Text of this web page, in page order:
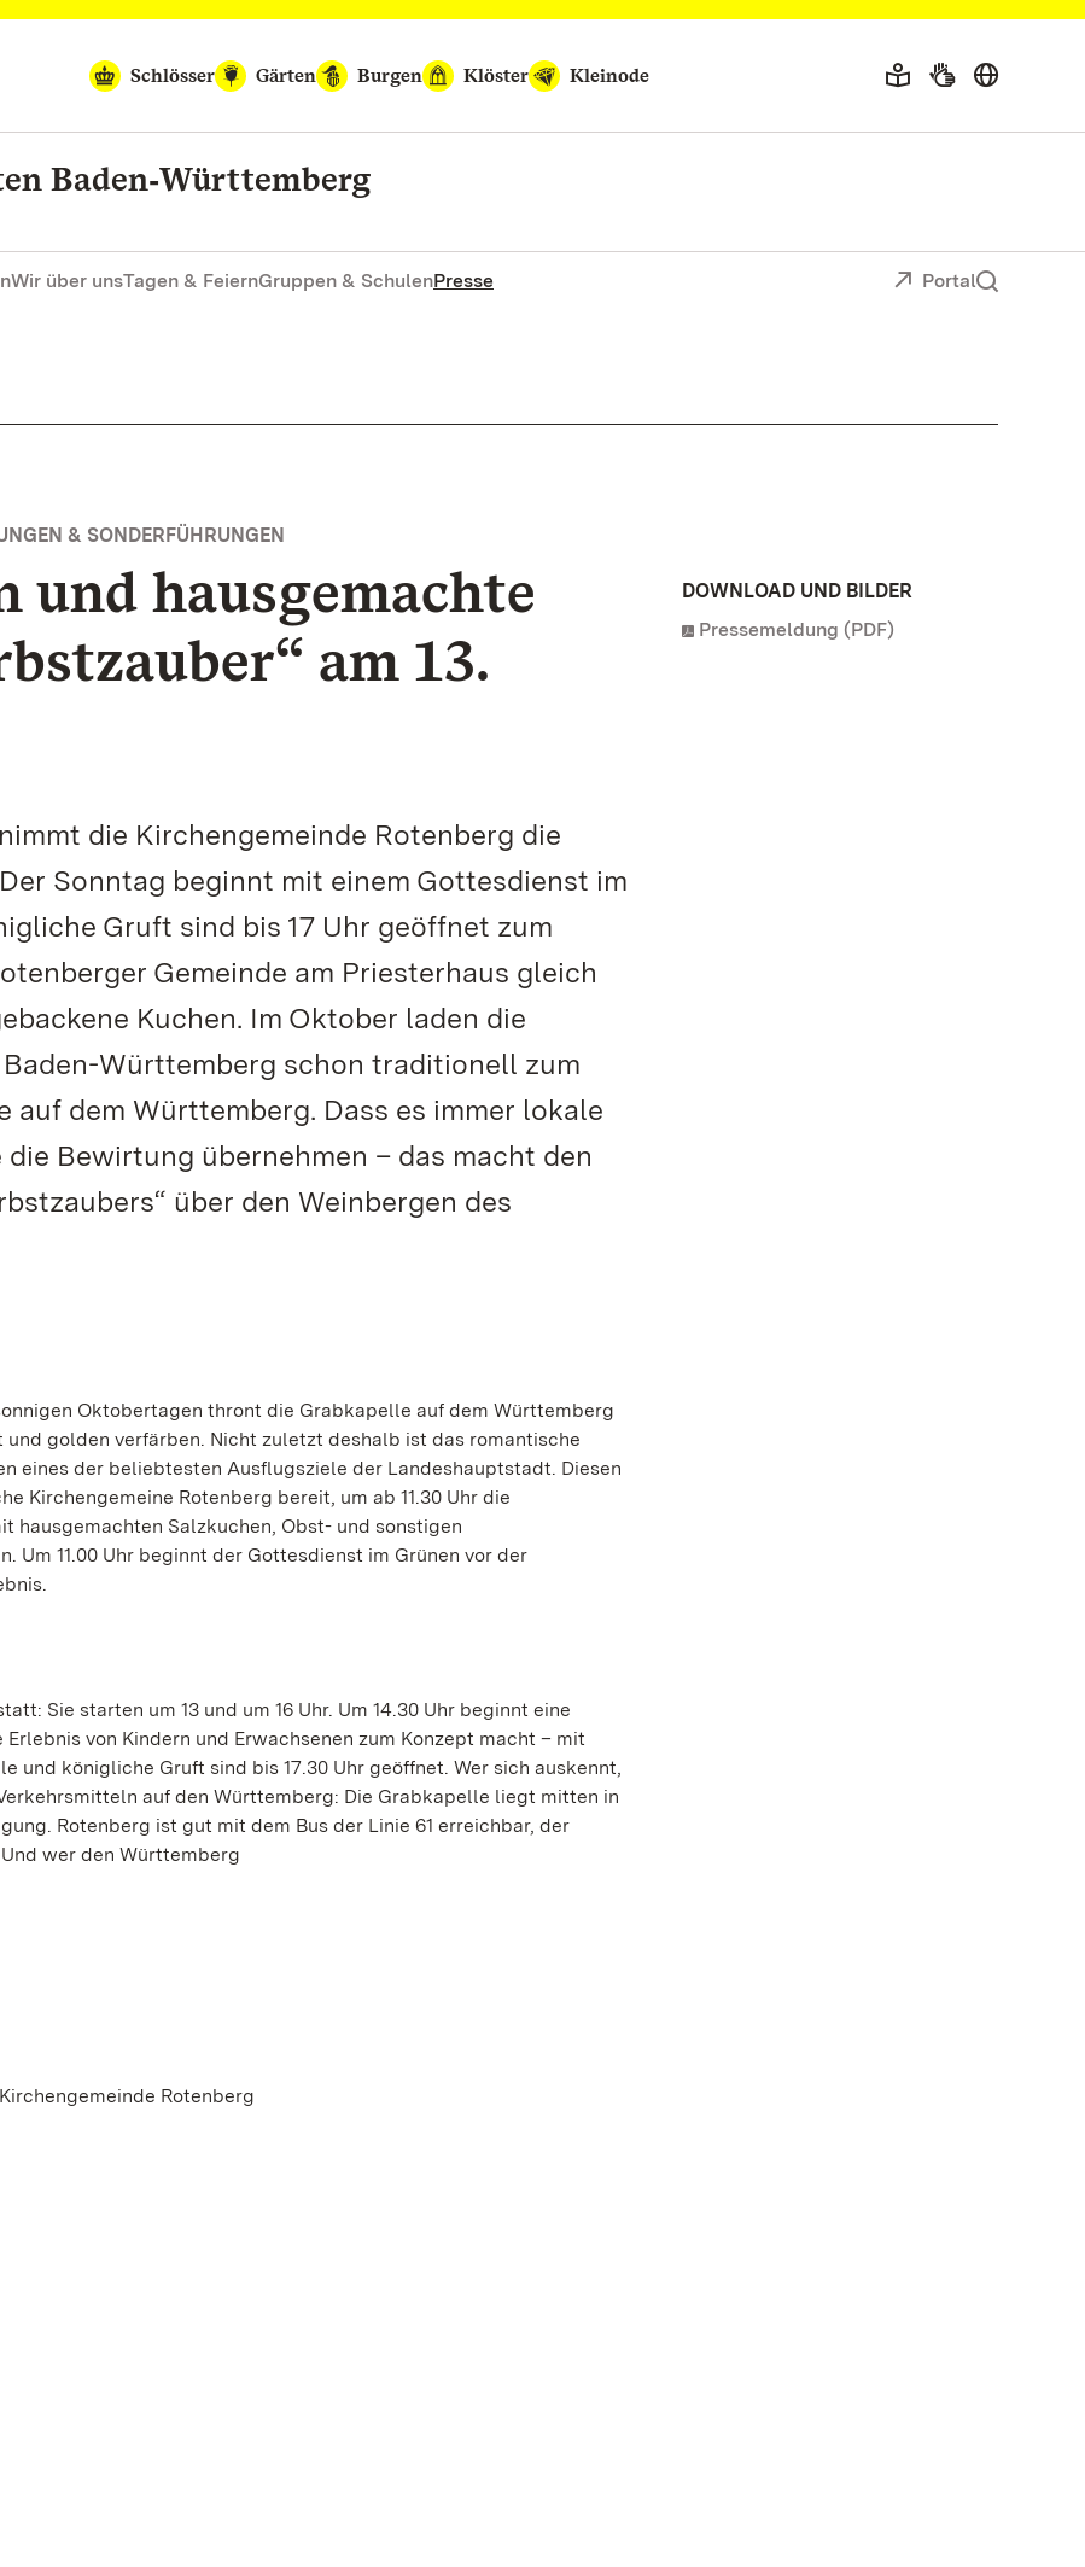
Schlösser
Gärten Burgen Klöster Kleinode
Baden‑Württemberg
Wir über unsTagen & FeiernGruppen & SchulenPresse Portal
& SONDERFÜHRUNGEN
und hausgemachte
am 13.
die Kirchengemeinde Rotenberg die
Sonntag beginnt mit einem Gottesdienst im
Gruft sind bis 17 Uhr geöffnet zum
Gemeinde am Priesterhaus gleich
Kuchen. Im Oktober laden die
Württemberg schon traditionell zum
auf dem Württemberg. Dass es immer lokale
Bewirtung übernehmen – das macht den
über den Weinbergen des
Oktobertagen thront die Grabkapelle auf dem Württemberg
golden verfärben. Nicht zuletzt deshalb ist das romantische
eines der beliebtesten Ausflugsziele der Landeshauptstadt. Diesen
Kirchengemeine Rotenberg bereit, um ab 11.30 Uhr die
hausgemachten Salzkuchen, Obst- und sonstigen
Um 11.00 Uhr beginnt der Gottesdienst im Grünen vor der
Sie starten um 13 und um 16 Uhr. Um 14.30 Uhr beginnt eine
von Kindern und Erwachsenen zum Konzept macht – mit
und königliche Gruft sind bis 17.30 Uhr geöffnet. Wer sich auskennt,
auf den Württemberg: Die Grabkapelle liegt mitten in
Rotenberg ist gut mit dem Bus der Linie 61 erreichbar, der
wer den Württemberg
Rotenberg
DOWNLOAD UND BILDER
Pressemeldung (PDF)